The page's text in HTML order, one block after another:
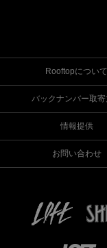
Rooftopについて
バックナンバー取
情報提供
お問い合わせ